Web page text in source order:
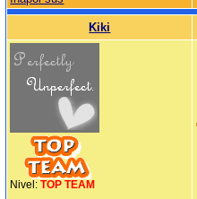
Kiki
Nivel:TOP TEAM